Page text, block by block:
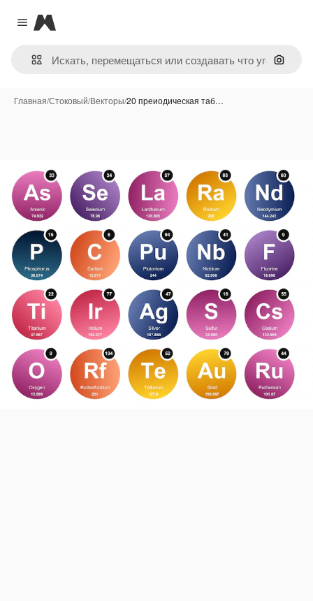
Close menu
Magnific
Поиск
Главная/Стоковый/Векторы/20 преиодическая таб…